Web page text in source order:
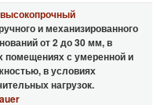
и механизированного
от 2 до 30 мм, в
помещениях с умеренной и
в условиях
нагрузок.